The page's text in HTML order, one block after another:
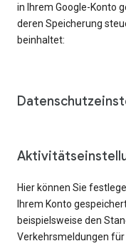
in Ihrem Google-Konto
deren Speicherung
beinhaltet:
Hier können Sie
Ihrem Konto
beispielsweise den
Verkehrsmeldungen